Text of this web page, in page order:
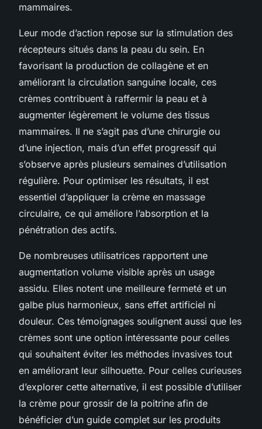
mammaires.
Leur mode d’action repose sur la stimulation des
récepteurs situés dans la peau du sein. En
favorisant la production de collagène et en
améliorant la circulation sanguine locale, ces
crèmes contribuent à raffermir la peau et à
augmenter légèrement le volume des tissus
mammaires. Il ne s’agit pas d’une chirurgie ou
d’une injection, mais d’un effet progressif qui
s’observe après plusieurs semaines d’utilisation
régulière. Pour optimiser les résultats, il est
essentiel d’appliquer la crème en massage
circulaire, ce qui améliore l’absorption et la
pénétration des actifs.
De nombreuses utilisatrices rapportent une
augmentation volume visible après un usage
assidu. Elles notent une meilleure fermeté et un
galbe plus harmonieux, sans effet artificiel ni
douleur. Ces témoignages soulignent aussi que les
crèmes sont une option intéressante pour celles
qui souhaitent éviter les méthodes invasives tout
en améliorant leur silhouette. Pour celles curieuses
d’explorer cette alternative, il est possible d’utiliser
la crème pour grossir de la poitrine afin de
bénéficier d’un guide complet sur les produits